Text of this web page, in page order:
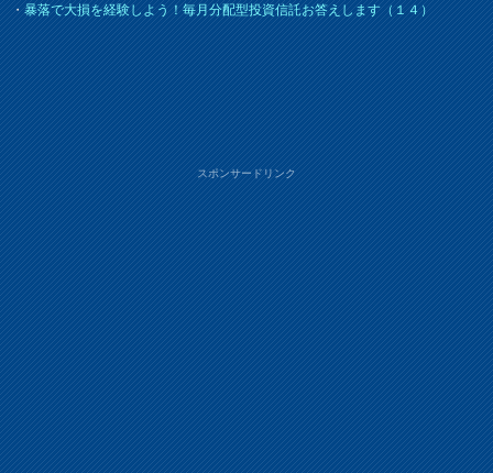
・暴落で大損を経験しよう！毎月分配型投資信託お答えします（１４）
スポンサードリンク